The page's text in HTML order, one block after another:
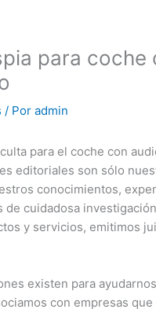
para coche
/ Poradmin
para el coche con
editoriales son sólo
conocimientos,
de cuidadosa
y servicios, emitimos
existen para
con empresas